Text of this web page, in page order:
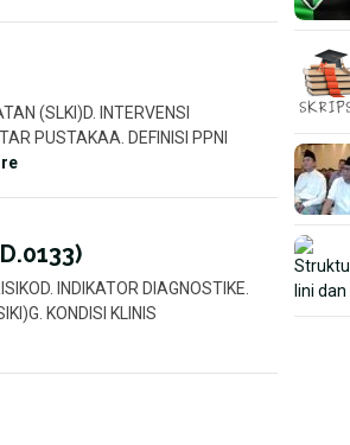
(SLKI)D. INTERVENSI
PUSTAKAA. DEFINISI PPNI
INDIKATOR DIAGNOSTIKE.
KONDISI KLINIS